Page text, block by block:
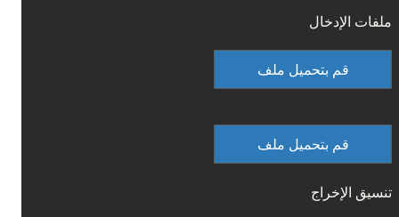
ملفات الإدخال
قم بتحميل ملف
قم بتحميل ملف
تنسيق الإخراج